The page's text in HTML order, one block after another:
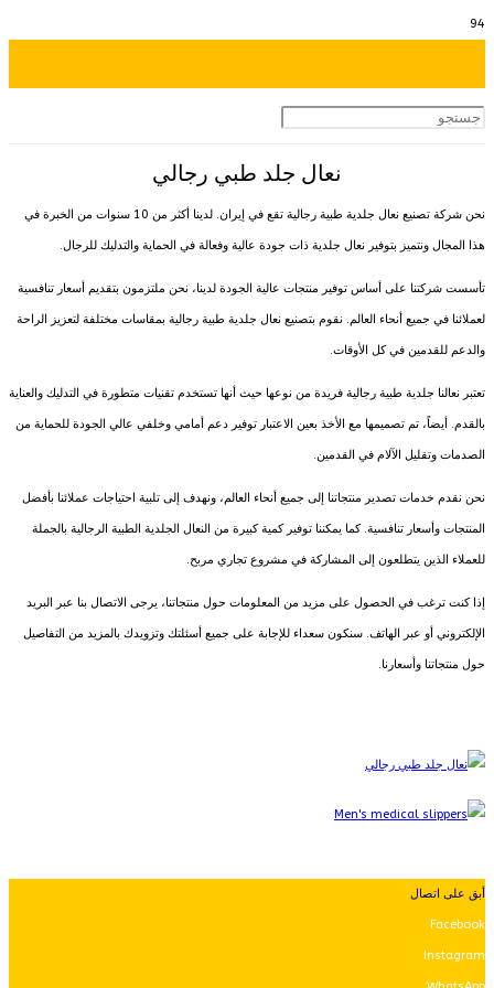
نعال جلد طبي رجالي
نحن شركة تصنيع نعال جلدية طبية رجالية تقع في إيران. لدينا أكثر من 10 سنوات من الخبرة في
هذا المجال ونتميز بتوفير نعال جلدية ذات جودة عالية وفعالة في الحماية والتدليك للرجال.
تأسست شركتنا على أساس توفير منتجات عالية الجودة لدينا، نحن ملتزمون بتقديم أسعار تنافسية
لعملائنا في جميع أنحاء العالم. نقوم بتصنيع نعال جلدية طبية رجالية بمقاسات مختلفة لتعزيز الراحة
والدعم للقدمين في كل الأوقات.
تعتبر نعالنا جلدية طبية رجالية فريدة من نوعها حيث أنها تستخدم تقنيات متطورة في التدليك والعناية
بالقدم. أيضاً، تم تصميمها مع الأخذ بعين الاعتبار توفير دعم أمامي وخلفي عالي الجودة للحماية من
الصدمات وتقليل الآلام في القدمين.
نحن نقدم خدمات تصدير منتجاتنا إلى جميع أنحاء العالم، ونهدف إلى تلبية احتياجات عملائنا بأفضل
المنتجات وأسعار تنافسية. كما يمكننا توفير كمية كبيرة من النعال الجلدية الطبية الرجالية بالجملة
للعملاء الذين يتطلعون إلى المشاركة في مشروع تجاري مربح.
إذا كنت ترغب في الحصول على مزيد من المعلومات حول منتجاتنا، يرجى الاتصال بنا عبر البريد
الإلكتروني أو عبر الهاتف. سنكون سعداء للإجابة على جميع أسئلتك وتزويدك بالمزيد من التفاصيل
حول منتجاتنا وأسعارنا.
أبق على اتصال
Facebook
Instagram